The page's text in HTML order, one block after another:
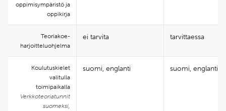
oppimisympäristö ja
oppikirja
Teoria­koe­
harjoittelu­ohjelma
ei tarvita tarvittaessa
Koulutuskielet
valitulla
toimipaikalla
Verkkoteoriatunnit
suomeksi,
suomi, englanti suomi, englanti